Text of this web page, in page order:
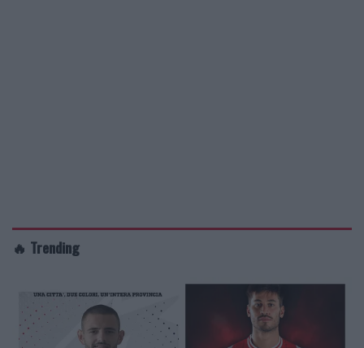
🔥 Trending